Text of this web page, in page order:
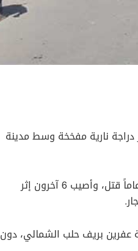
دراجة نارية مفخخة وسط مدينة
وأوضح مراسلنا أن “محمد بكري عبود” من مدينة تل رفعت البالغ من العمر 47 عاماً قتل، وأصيب 6 آخرون إثر
عفرين بريف حلب الشمالي، دون